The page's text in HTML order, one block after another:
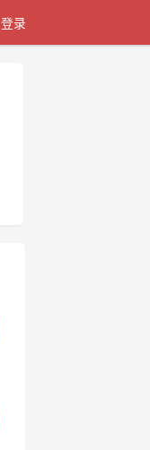
登录